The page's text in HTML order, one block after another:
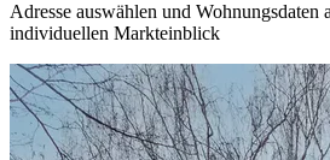
Adresse auswählen und Wohnungsdaten
individuellen Markteinblick